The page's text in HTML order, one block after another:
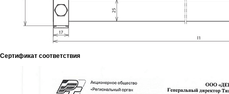
Сертификат соответствия